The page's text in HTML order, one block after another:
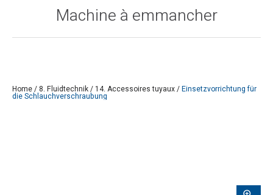
Machine à emmancher
Home/8. Fluidtechnik/14. Accessoires tuyaux/Einsetzvorrichtung für
die Schlauchverschraubung